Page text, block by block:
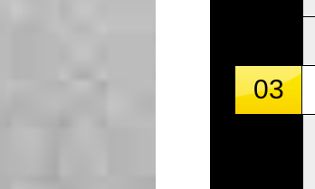
03